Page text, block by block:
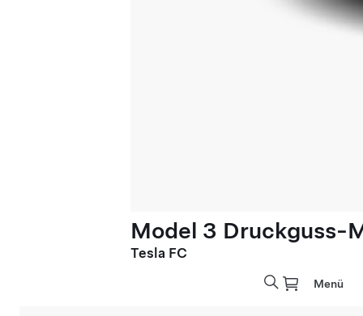
Model 3 Druckguss-
Tesla FC
Menü